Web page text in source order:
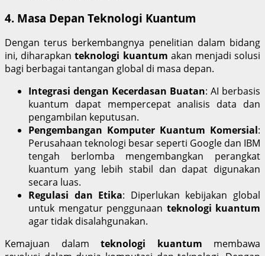
4. Masa Depan Teknologi Kuantum
Dengan terus berkembangnya penelitian dalam bidang
ini, diharapkanteknologi kuantum akan menjadi solusi
bagi berbagai tantangan global di masa depan.
Integrasi dengan Kecerdasan Buatan: AI berbasis
kuantum dapat mempercepat analisis data dan
pengambilan keputusan.
Pengembangan Komputer Kuantum Komersial:
Perusahaan teknologi besar seperti Google dan IBM
tengah berlomba mengembangkan perangkat
kuantum yang lebih stabil dan dapat digunakan
secara luas.
Regulasi dan Etika: Diperlukan kebijakan global
untuk mengatur penggunaan teknologi kuantum
agar tidak disalahgunakan.
Kemajuan dalam teknologi kuantum membawa